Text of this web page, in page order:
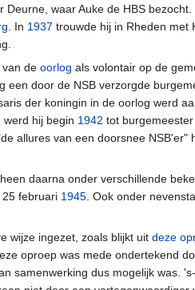
waar Auke de HBS
. In 1937 trouwde hij in Rheden met
de oorlog als volontair op de
een door de NSB verzorgde
der koningin in de oorlog werd
hij begin 1942 tot burgemeester
allures van een doorsnee NSB'er"
daarna onder verschillende
25 februari 1945. Ook onder
wijze ingezet, zoals blijkt uit deze
oproep was mede ondertekend
samenwerking dus mogelijk was.